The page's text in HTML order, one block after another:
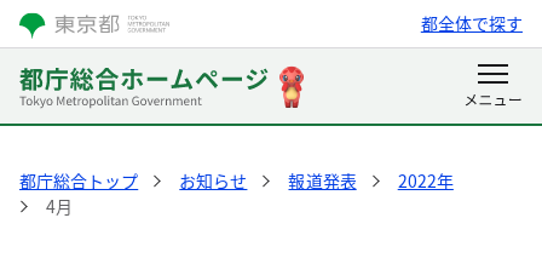
都全体で探す
都庁総合トップ お知らせ 報道発表
2022年
4月